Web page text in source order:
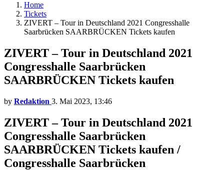
Home
Tickets
ZIVERT – Tour in Deutschland 2021 Congresshalle
Saarbrücken SAARBRÜCKEN Tickets kaufen
ZIVERT – Tour in Deutschland 2021
Congresshalle Saarbrücken
SAARBRÜCKEN Tickets kaufen
by Redaktion 3. Mai 2023, 13:46
ZIVERT – Tour in Deutschland 2021
Congresshalle Saarbrücken
SAARBRÜCKEN Tickets kaufen /
Congresshalle Saarbrücken